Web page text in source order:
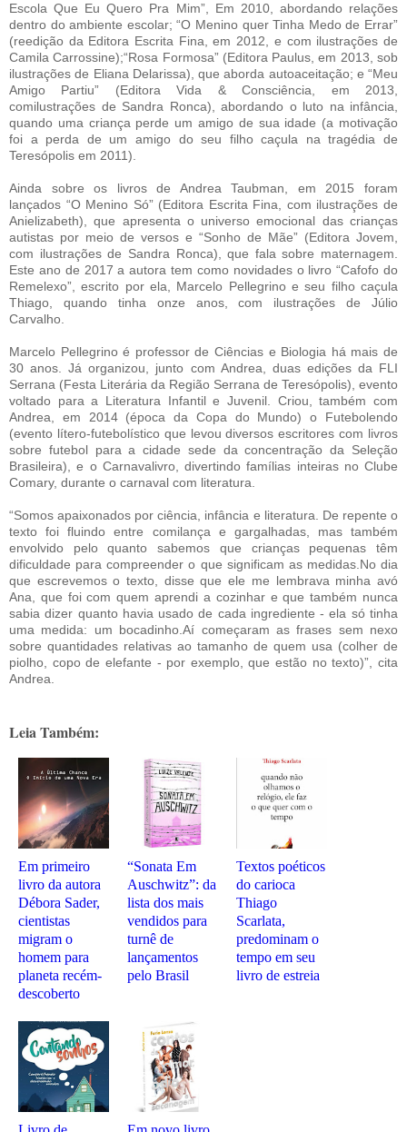
Escola Que Eu Quero Pra Mim”, Em 2010, abordando relações
dentro do ambiente escolar; “O Menino quer Tinha Medo de Errar”
(reedição da Editora Escrita Fina, em 2012, e com ilustrações de
Camila Carrossine);“Rosa Formosa” (Editora Paulus, em 2013, sob
ilustrações de Eliana Delarissa), que aborda autoaceitação; e “Meu
Amigo Partiu” (Editora Vida & Consciência, em 2013,
comilustrações de Sandra Ronca), abordando o luto na infância,
quando uma criança perde um amigo de sua idade (a motivação
foi a perda de um amigo do seu filho caçula na tragédia de
Teresópolis em 2011).
Ainda sobre os livros de Andrea Taubman, em 2015 foram
lançados “O Menino Só” (Editora Escrita Fina, com ilustrações de
Anielizabeth), que apresenta o universo emocional das crianças
autistas por meio de versos e “Sonho de Mãe” (Editora Jovem,
com ilustrações de Sandra Ronca), que fala sobre maternagem.
Este ano de 2017 a autora tem como novidades o livro “Cafofo do
Remelexo”, escrito por ela, Marcelo Pellegrino e seu filho caçula
Thiago, quando tinha onze anos, com ilustrações de Júlio
Carvalho.
Marcelo Pellegrino é professor de Ciências e Biologia há mais de
30 anos. Já organizou, junto com Andrea, duas edições da FLI
Serrana (Festa Literária da Região Serrana de Teresópolis), evento
voltado para a Literatura Infantil e Juvenil. Criou, também com
Andrea, em 2014 (época da Copa do Mundo) o Futebolendo
(evento lítero-futebolístico que levou diversos escritores com livros
sobre futebol para a cidade sede da concentração da Seleção
Brasileira), e o Carnavalivro, divertindo famílias inteiras no Clube
Comary, durante o carnaval com literatura.
“Somos apaixonados por ciência, infância e literatura. De repente o
texto foi fluindo entre comilança e gargalhadas, mas também
envolvido pelo quanto sabemos que crianças pequenas têm
dificuldade para compreender o que significam as medidas.No dia
que escrevemos o texto, disse que ele me lembrava minha avó
Ana, que foi com quem aprendi a cozinhar e que também nunca
sabia dizer quanto havia usado de cada ingrediente - ela só tinha
uma medida: um bocadinho.Aí começaram as frases sem nexo
sobre quantidades relativas ao tamanho de quem usa (colher de
piolho, copo de elefante - por exemplo, que estão no texto)”, cita
Andrea.
Leia Também:
Em primeiro
livro da autora
Débora Sader,
cientistas
migram o
homem para
planeta recém-
descoberto
“Sonata Em
Auschwitz”: da
lista dos mais
vendidos para
turnê de
lançamentos
pelo Brasil
Textos poéticos
do carioca
Thiago
Scarlata,
predominam o
tempo em seu
livro de estreia